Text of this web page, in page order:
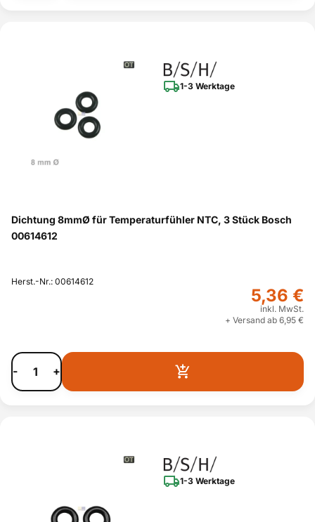
1-3 Werktage
Dichtung 8mmØ für Temperaturfühler NTC, 3 Stück Bosch
00614612
Herst.-Nr.: 00614612
5,36 €
inkl. MwSt.
+ Versand ab 6,95 €
- +
1-3 Werktage